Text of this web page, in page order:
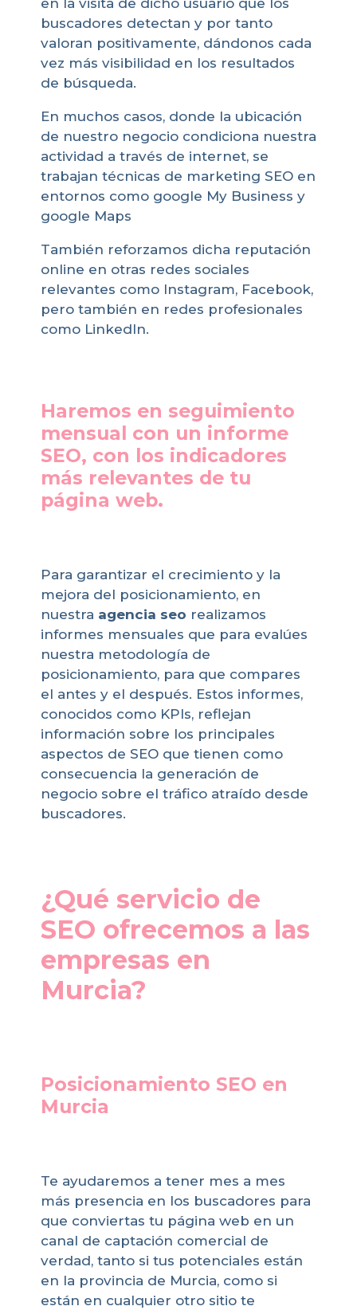
buscadores detectan y por tanto
valoran positivamente, dándonos cada
vez más visibilidad en los resultados
de búsqueda.
En muchos casos, donde la ubicación
de nuestro negocio condiciona nuestra
actividad a través de internet, se
trabajan técnicas de marketing SEO en
entornos como google My Business y
google Maps
También reforzamos dicha reputación
online en otras redes sociales
relevantes como Instagram, Facebook,
pero también en redes profesionales
como LinkedIn.
Haremos en seguimiento
mensual con un informe
SEO, con los indicadores
más relevantes de tu
página web.
Para garantizar el crecimiento y la
mejora del posicionamiento, en
nuestra agencia seo realizamos
informes mensuales que para evalúes
nuestra metodología de
posicionamiento, para que compares
el antes y el después. Estos informes,
conocidos como KPIs, reflejan
información sobre los principales
aspectos de SEO que tienen como
consecuencia la generación de
negocio sobre el tráfico atraído desde
buscadores.
¿Qué servicio de
SEO ofrecemos a las
empresas en
Murcia?
Posicionamiento SEO en
Murcia
Te ayudaremos a tener mes a mes
más presencia en los buscadores para
que conviertas tu página web en un
canal de captación comercial de
verdad, tanto si tus potenciales están
en la provincia de Murcia, como si
están en cualquier otro sitio te